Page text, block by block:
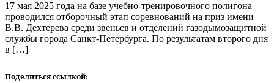
17 мая 2025 года на базе учебно-тренировочного полигона
проводился отборочный этап соревнований на приз имени
В.В. Дехтерева среди звеньев и отделений газодымозащитной
службы города Санкт-Петербурга. По результатам второго дня
в […]
Поделиться ссылкой: